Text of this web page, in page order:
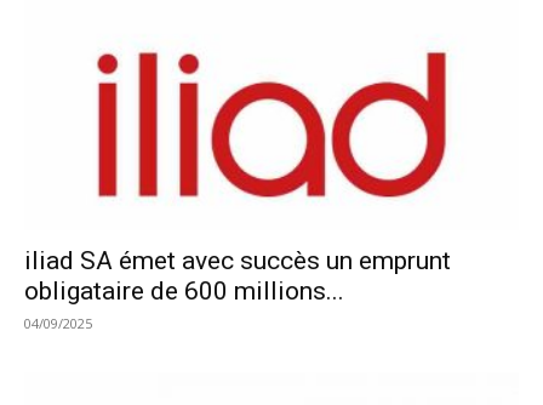
iliad SA émet avec succès un emprunt
obligataire de 600 millions...
04/09/2025